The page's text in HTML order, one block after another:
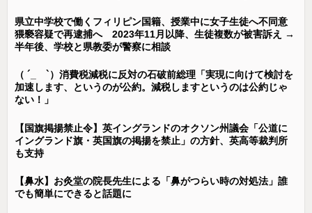
県立中学校で働くフィリピン国籍、授業中に女子生徒へ不同意
猥褻容疑で再逮捕へ 2023年11月以降、生徒複数が被害訴え →
半年後、学校と県教委が警察に相談
（ ´_ゝ`）消費税減税に反対の石破前総理「実現に向けて検討を
加速します、というのが公約。減税しますというのは公約じゃ
ない！」
【国旗掲揚禁止令】英イングランドのオクソン州議会「公道に
イングランド旗・英国旗の掲揚を禁止」の方針、英高等裁判所
も支持
【鼻水】お灸堂の院長先生による「鼻がつらい時の対処法」誰
でも簡単にできると話題に